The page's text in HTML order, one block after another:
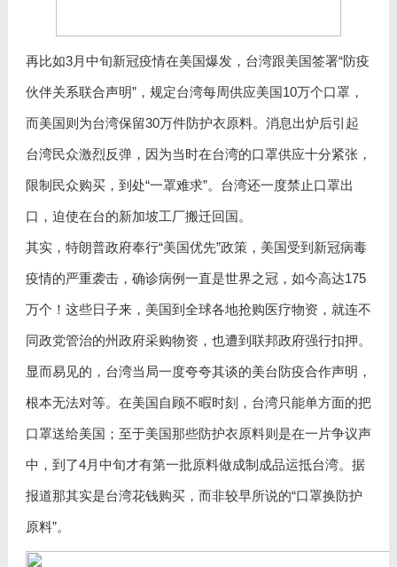
再比如3月中旬新冠疫情在美国爆发，台湾跟美国签署“防疫
伙伴关系联合声明”，规定台湾每周供应美国10万个口罩，
而美国则为台湾保留30万件防护衣原料。消息出炉后引起
台湾民众激烈反弹，因为当时在台湾的口罩供应十分紧张，
限制民众购买，到处“一罩难求”。台湾还一度禁止口罩出
口，迫使在台的新加坡工厂搬迁回国。
其实，特朗普政府奉行“美国优先”政策，美国受到新冠病毒
疫情的严重袭击，确诊病例一直是世界之冠，如今高达175
万个！这些日子来，美国到全球各地抢购医疗物资，就连不
同政党管治的州政府采购物资，也遭到联邦政府强行扣押。
显而易见的，台湾当局一度夸夸其谈的美台防疫合作声明，
根本无法对等。在美国自顾不暇时刻，台湾只能单方面的把
口罩送给美国；至于美国那些防护衣原料则是在一片争议声
中，到了4月中旬才有第一批原料做成制成品运抵台湾。据
报道那其实是台湾花钱购买，而非较早所说的“口罩换防护
原料”。